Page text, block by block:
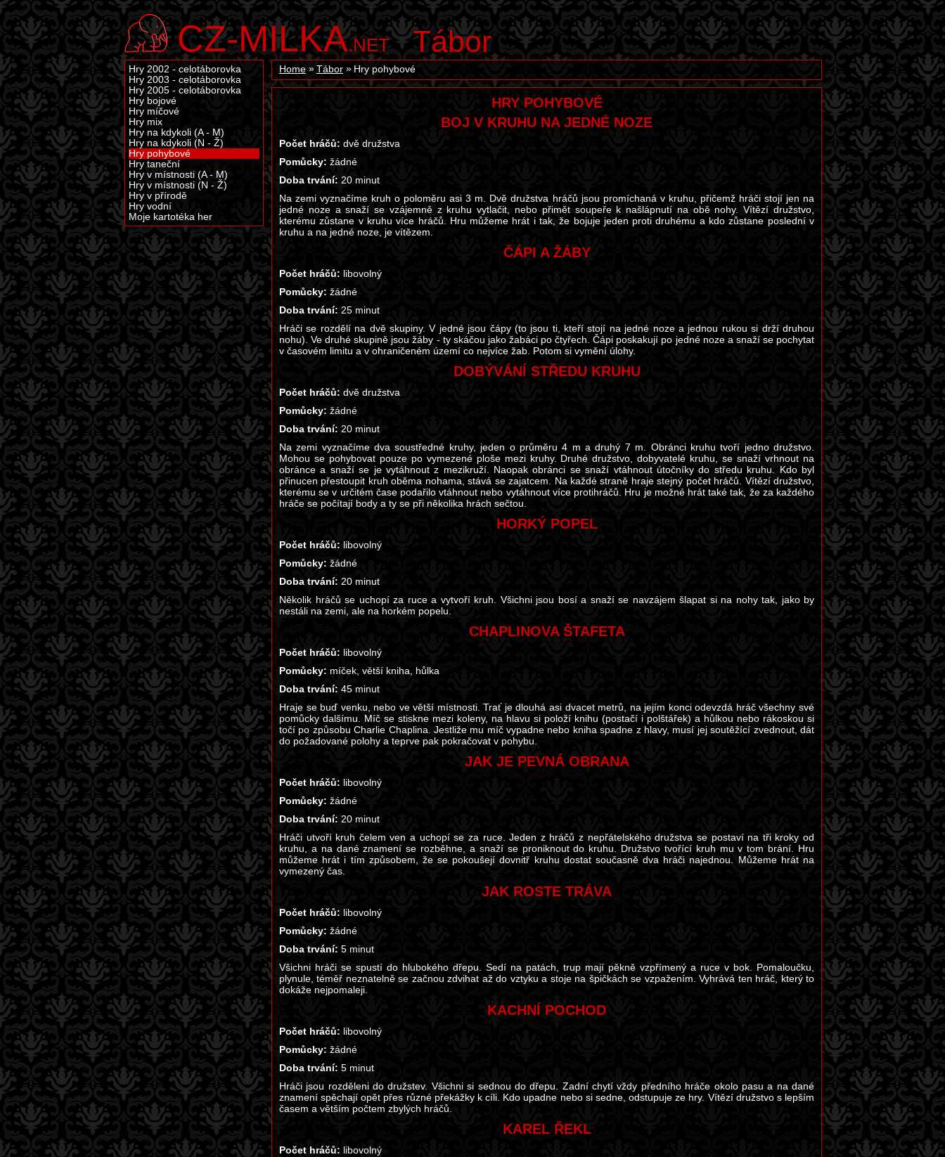
CZ-MILKA.NET Tábor
Home Tábor Hry pohybové
HRY POHYBOVÉ
BOJ V KRUHU NA JEDNÉ NOZE
Počet hráčů: dvě družstva
Pomůcky: žádné
Doba trvání: 20 minut
Na zemi vyznačíme kruh o poloměru asi 3 m. Dvě družstva hráčů jsou promíchaná v kruhu, přičemž hráči stojí jen na
jedné noze a snaží se vzájemně z kruhu vytlačit, nebo přimět soupeře k našlápnutí na obě nohy. Vítězí družstvo,
kterému zůstane v kruhu více hráčů. Hru můžeme hrát i tak, že bojuje jeden proti druhému a kdo zůstane poslední v
kruhu a na jedné noze, je vítězem.
ČÁPI A ŽÁBY
Počet hráčů: libovolný
Pomůcky: žádné
Doba trvání: 25 minut
Hráči se rozdělí na dvě skupiny. V jedné jsou čápy (to jsou ti, kteří stojí na jedné noze a jednou rukou si drží druhou
nohu). Ve druhé skupině jsou žáby - ty skáčou jako žabáci po čtyřech. Čápi poskakují po jedné noze a snaží se pochytat
v časovém limitu a v ohraničeném území co nejvíce žab. Potom si vymění úlohy.
DOBÝVÁNÍ STŘEDU KRUHU
Počet hráčů: dvě družstva
Pomůcky: žádné
Doba trvání: 20 minut
Na zemi vyznačíme dva soustředné kruhy, jeden o průměru 4 m a druhý 7 m. Obránci kruhu tvoří jedno družstvo.
Mohou se pohybovat pouze po vymezené ploše mezi kruhy. Druhé družstvo, dobyvatelé kruhu, se snaží vrhnout na
obránce a snaží se je vytáhnout z mezikruží. Naopak obránci se snaží vtáhnout útočníky do středu kruhu. Kdo byl
přinucen přestoupit kruh oběma nohama, stává se zajatcem. Na každé straně hraje stejný počet hráčů. Vítězí družstvo,
kterému se v určitém čase podařilo vtáhnout nebo vytáhnout více protihráčů. Hru je možné hrát také tak, že za každého
hráče se počítají body a ty se při několika hrách sečtou.
HORKÝ POPEL
Počet hráčů: libovolný
Pomůcky: žádné
Doba trvání: 20 minut
Několik hráčů se uchopí za ruce a vytvoří kruh. Všichni jsou bosí a snaží se navzájem šlapat si na nohy tak, jako by
nestáli na zemi, ale na horkém popelu.
CHAPLINOVA ŠTAFETA
Počet hráčů: libovolný
Pomůcky: míček, větší kniha, hůlka
Doba trvání: 45 minut
Hraje se buď venku, nebo ve větší místnosti. Trať je dlouhá asi dvacet metrů, na jejím konci odevzdá hráč všechny své
pomůcky dalšímu. Míč se stiskne mezi koleny, na hlavu si položí knihu (postačí i polštářek) a hůlkou nebo rákoskou si
točí po způsobu Charlie Chaplina. Jestliže mu míč vypadne nebo kniha spadne z hlavy, musí jej soutěžící zvednout, dát
do požadované polohy a teprve pak pokračovat v pohybu.
JAK JE PEVNÁ OBRANA
Počet hráčů: libovolný
Pomůcky: žádné
Doba trvání: 20 minut
Hráči utvoří kruh čelem ven a uchopí se za ruce. Jeden z hráčů z nepřátelského družstva se postaví na tři kroky od
kruhu, a na dané znamení se rozběhne, a snaží se proniknout do kruhu. Družstvo tvořící kruh mu v tom brání. Hru
můžeme hrát i tím způsobem, že se pokoušejí dovnitř kruhu dostat současně dva hráči najednou. Můžeme hrát na
vymezený čas.
JAK ROSTE TRÁVA
Počet hráčů: libovolný
Pomůcky: žádné
Doba trvání: 5 minut
Všichni hráči se spustí do hlubokého dřepu. Sedí na patách, trup mají pěkně vzpřímený a ruce v bok. Pomaloučku,
plynule, téměř neznatelně se začnou zdvihat až do vztyku a stoje na špičkách se vzpažením. Vyhrává ten hráč, který to
dokáže nejpomaleji.
KACHNÍ POCHOD
Počet hráčů: libovolný
Pomůcky: žádné
Doba trvání: 5 minut
Hráči jsou rozděleni do družstev. Všichni si sednou do dřepu. Zadní chytí vždy předního hráče okolo pasu a na dané
znamení spěchají opět přes různé překážky k cíli. Kdo upadne nebo si sedne, odstupuje ze hry. Vítězí družstvo s lepším
časem a větším počtem zbylých hráčů.
KAREL ŘEKL
Počet hráčů: libovolný
Hry 2002 - celotáborovka
Hry 2003 - celotáborovka
Hry 2005 - celotáborovka
Hry bojové
Hry míčové
Hry mix
Hry na kdykoli (A - M)
Hry na kdykoli (N - Ž)
Hry pohybové
Hry taneční
Hry v místnosti (A - M)
Hry v místnosti (N - Ž)
Hry v přírodě
Hry vodní
Moje kartotéka her